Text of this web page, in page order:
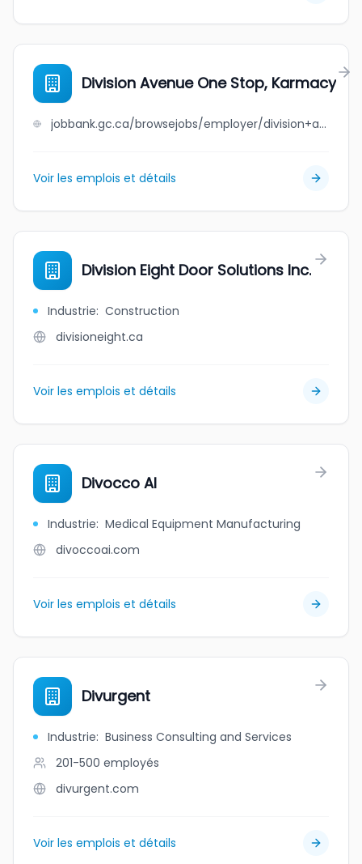
Division Avenue One Stop, Karmacy
jobbank.gc.ca/browsejobs/employer/division+avenue+one+stop%2C+karmacy/ca
Voir les emplois et détails
Division Eight Door Solutions Inc.
Industrie: Construction
divisioneight.ca
Voir les emplois et détails
Divocco AI
Industrie: Medical Equipment Manufacturing
divoccoai.com
Voir les emplois et détails
Divurgent
Industrie: Business Consulting and Services
201-500 employés
divurgent.com
Voir les emplois et détails